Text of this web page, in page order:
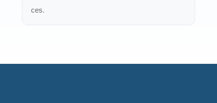
ces.